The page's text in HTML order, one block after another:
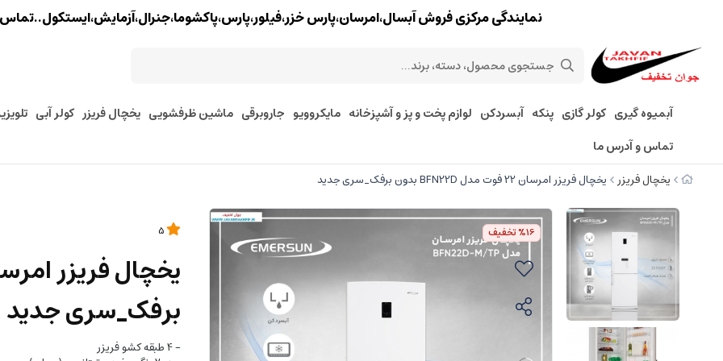
نمایندگی مرکزی فروش آبسال،امرسان،پارس خزر،فیلور،پارس،پاکشوما،جنرال،آزمایش،ایستکول..تماس : 02177579097 -
آبمیوه گیری کولر گازی پنکه آبسردکن لوازم پخت و پز و آشپزخانه مایکروویو جاروبرقی ماشین ظرفشویی یخچال فریزر کولر آبی
تماس و آدرس ما
یخچال فریزر یخچال فریزر امرسان 22 فوت مدل BFN22D بدون برفک_سری جدید
%16تخفیف
برفک_سری جدید
- 4 طبقه کشو فریزر